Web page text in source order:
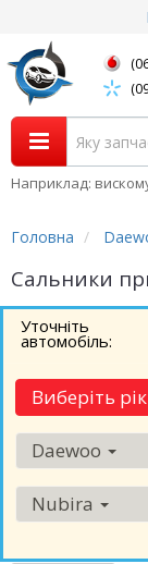
Наприклад:
Головна
Сальники
Уточніть
автомобіль:
Виберіть рік
Daewoo
Nubira